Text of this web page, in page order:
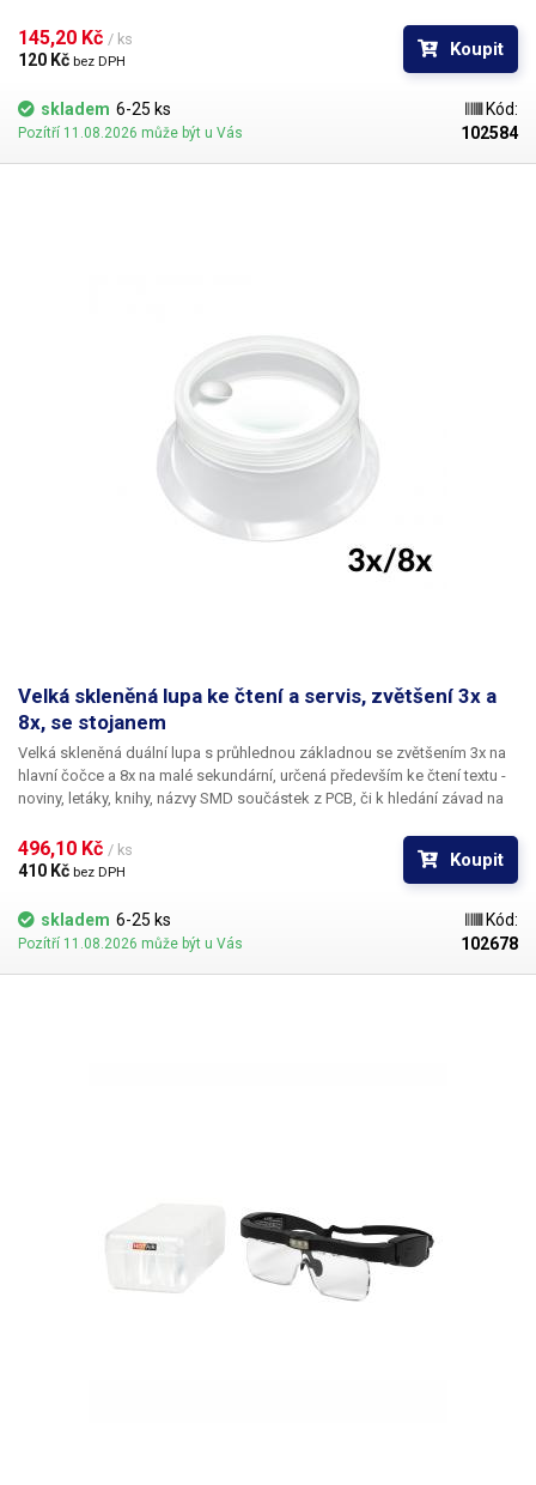
145,20 Kč / ks
120 Kč bez DPH
Koupit
skladem 6-25 ks
Pozítří 11.08.2026 může být u Vás
Kód:
102584
Velká skleněná lupa ke čtení a servis, zvětšení 3x a
8x, se stojanem
Velká skleněná duální lupa s průhlednou základnou se zvětšením 3x na
hlavní čočce a 8x na malé sekundární, určená především ke čtení textu -
noviny, letáky, knihy, názvy SMD součástek z PCB, či k hledání závad na
pro expozice hmyzu (motýli, brouci). Lupa má velký průměr - 80mm,
takže s ní lze přečíst velká plocha textu, bez zbytečného posouvání. Díky
průhlednému stojanu nedochází k poklesu světelnosti, a tedy zhoršení
čitelnosti.Stojan také šetří vaše ruce
nástavec pro
navýšení zvětšení u lamp s lupou
jak LEDkových, tak klasických trubicových. Dá se namontovat napevno -
496,10 Kč / ks
410 Kč bez DPH
Koupit
skladem 6-25 ks
Pozítří 11.08.2026 může být u Vás
Kód:
102678